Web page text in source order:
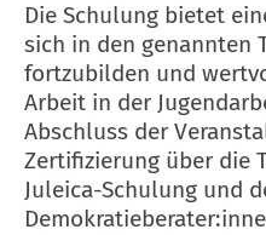
Die Schulung bietet
sich in den genannten
fortzubilden und
Arbeit in der
Abschluss der
Zertifizierung über die
Juleica-Schulung und